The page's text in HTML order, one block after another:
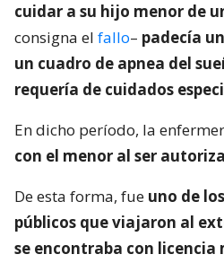
cuidar a su hijo menor de
consigna el fallo– padecía
un cuadro de apnea del
requería de cuidados
En dicho período, la
con el menor al ser
De esta forma, fue uno de
públicos que viajaron al
se encontraba con licencia